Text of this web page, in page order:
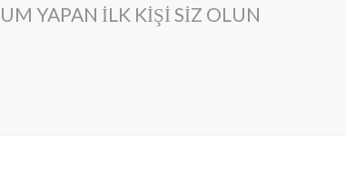
YAPAN ILK KIŞI SIZ OLUN